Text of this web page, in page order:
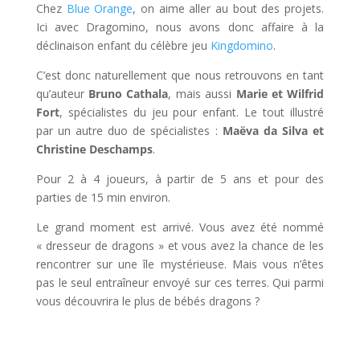
Chez Blue Orange, on aime aller au bout des projets.
Ici avec Dragomino, nous avons donc affaire à la
déclinaison enfant du célèbre jeu Kingdomino.
C’est donc naturellement que nous retrouvons en tant
qu’auteur Bruno Cathala, mais aussi Marie et Wilfrid
Fort, spécialistes du jeu pour enfant. Le tout illustré
par un autre duo de spécialistes : Maëva da Silva et
Christine Deschamps.
Pour 2 à 4 joueurs, à partir de 5 ans et pour des
parties de 15 min environ.
Le grand moment est arrivé. Vous avez été nommé
« dresseur de dragons » et vous avez la chance de les
rencontrer sur une île mystérieuse. Mais vous n’êtes
pas le seul entraîneur envoyé sur ces terres. Qui parmi
vous découvrira le plus de bébés dragons ?